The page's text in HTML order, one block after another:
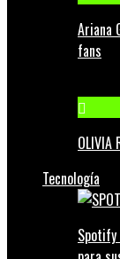
Ariana
fans
OLIVIA
Tecnología